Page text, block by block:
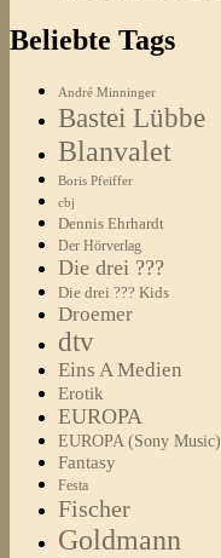
Beliebte Tags
André Minninger
Bastei Lübbe
Blanvalet
Boris Pfeiffer
cbj
Dennis Ehrhardt
Der Hörverlag
Die drei ???
Die drei ??? Kids
Droemer
dtv
Eins A Medien
Erotik
EUROPA
EUROPA (Sony Music)
Fantasy
Festa
Fischer
Goldmann